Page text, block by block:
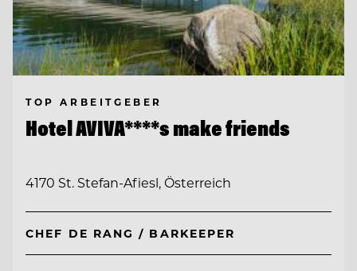
TOP ARBEITGEBER
Hotel AVIVA****s make friends
4170 St. Stefan-Afiesl, Österreich
CHEF DE RANG / BARKEEPER